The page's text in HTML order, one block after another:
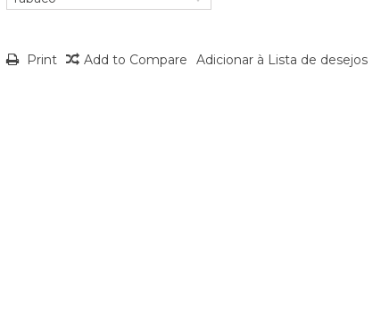
Print Add to Compare
Adicionar à Lista de desejos